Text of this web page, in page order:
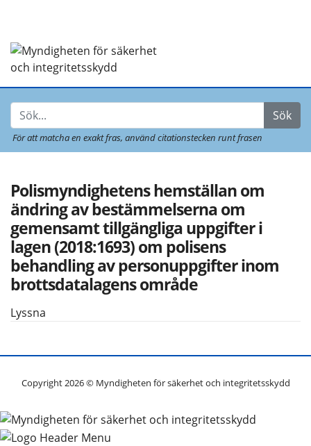
Sök
För att matcha en exakt fras, använd citationstecken runt frasen
Polismyndighetens hemställan om
ändring av bestämmelserna om
gemensamt tillgängliga uppgifter i
lagen (2018:1693) om polisens
behandling av personuppgifter inom
brottsdatalagens område
Lyssna
Copyright 2026 © Myndigheten för säkerhet och integritetsskydd